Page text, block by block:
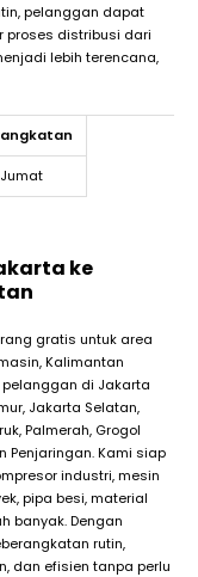
pelanggan dapat
proses distribusi dari
lebih terencana,
ke
gratis untuk area
Kalimantan
pelanggan di Jakarta
Jakarta Selatan,
Palmerah, Grogol
Penjaringan. Kami siap
industri, mesin
pipa besi, material
banyak. Dengan
rutin,
dan efisien tanpa perlu